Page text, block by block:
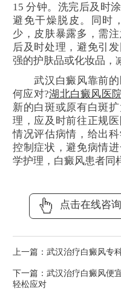
15 分钟。洗完后及时
避免干燥脱皮。同时
少，皮肤暴露多，需
后及时处理，避免引
强的护肤品或化妆品，
武汉白癜风靠前的
何应对?湖北白癜风医
新的白斑或原有白斑
理，应及时前往正规
情况评估病情，给出
控制症状，避免病情
学护理，白癜风患者同
点击在线咨询
上一篇： 武汉治疗白癜风专
下一篇： 武汉治疗白癜风便
轻松应对